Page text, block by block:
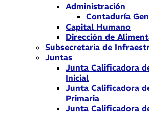
Administración
Contaduría
Capital Humano
Dirección de
Subsecretaría de
Juntas
Junta Calificadora
Inicial
Junta Calificadora
Primaria
Junta Calificadora